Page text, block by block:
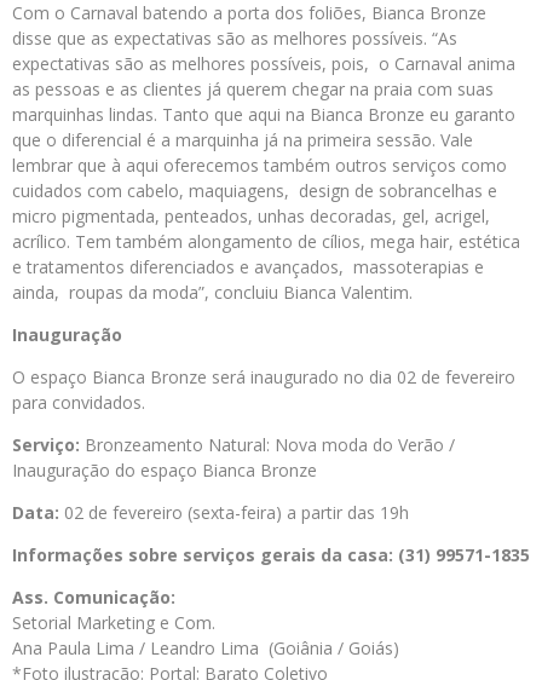
Com o Carnaval batendo a porta dos foliões, Bianca Bronze
disse que as expectativas são as melhores possíveis. “As
expectativas são as melhores possíveis, pois, o Carnaval anima
as pessoas e as clientes já querem chegar na praia com suas
marquinhas lindas. Tanto que aqui na Bianca Bronze eu garanto
que o diferencial é a marquinha já na primeira sessão. Vale
lembrar que à aqui oferecemos também outros serviços como
cuidados com cabelo, maquiagens, design de sobrancelhas e
micro pigmentada, penteados, unhas decoradas, gel, acrigel,
acrílico. Tem também alongamento de cílios, mega hair, estética
e tratamentos diferenciados e avançados, massoterapias e
ainda, roupas da moda”, concluiu Bianca Valentim.
Inauguração
O espaço Bianca Bronze será inaugurado no dia 02 de fevereiro
para convidados.
Serviço: Bronzeamento Natural: Nova moda do Verão /
Inauguração do espaço Bianca Bronze
Data: 02 de fevereiro (sexta-feira) a partir das 19h
Informações sobre serviços gerais da casa: (31) 99571-1835
Ass. Comunicação:
Setorial Marketing e Com.
Ana Paula Lima / Leandro Lima (Goiânia / Goiás)
*Foto ilustração: Portal: Barato Coletivo